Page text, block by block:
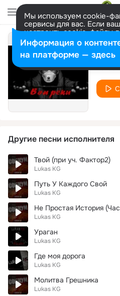
Мы используем cookie-
сервисы для вас. Если
настроить cookie-файлы
представитель. Больше
Разрешить все
Lukas
Другие песни исполнителя
Твой (при уч. Фактор2)
Lukas KG
Путь У Каждого Свой
Lukas KG
Не Простая История
Lukas KG
Ураган
Lukas KG
Где моя дорога
Lukas KG
Молитва Грешника
Lukas KG
Информация о
на платформе — здесь